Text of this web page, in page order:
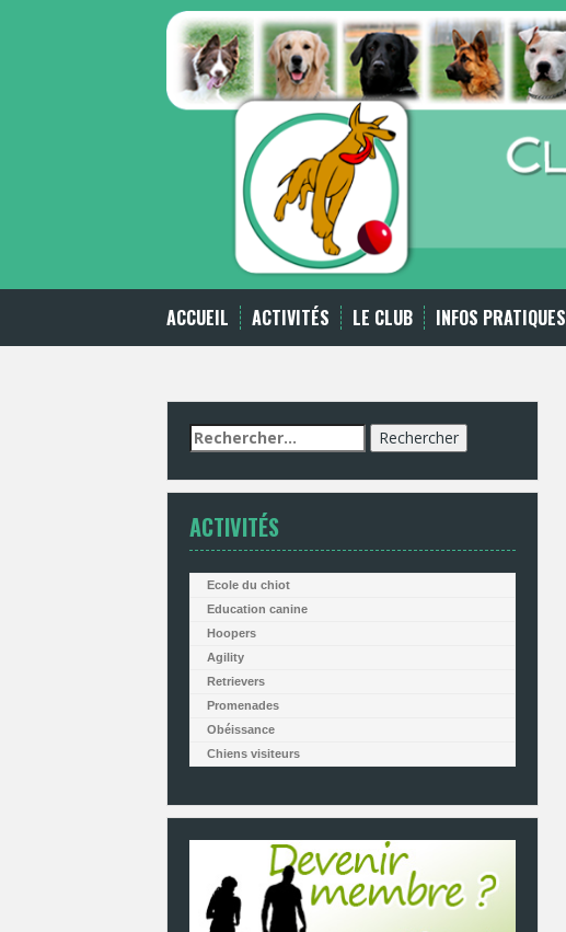
ACCUEIL ACTIVITÉS LE CLUB INFOS PRATIQUES
Rechercher :
ACTIVITÉS
Ecole du chiot
Education canine
Hoopers
Agility
Retrievers
Promenades
Obéissance
Chiens visiteurs